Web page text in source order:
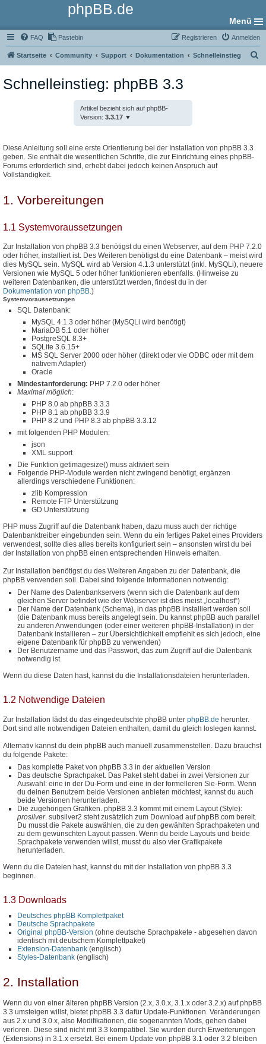
phpBB.de
Menü
FAQ Pastebin Anmelden
Registrieren
Startseite Community Support Dokumentation Schnelleinstieg
Schnelleinstieg: phpBB 3.3
Artikel bezieht sich auf phpBB-
Version: 3.3.17
Diese Anleitung soll eine erste Orientierung bei der Installation von phpBB 3.3
geben. Sie enthält die wesentlichen Schritte, die zur Einrichtung eines phpBB-
Forums erforderlich sind, erhebt dabei jedoch keinen Anspruch auf
Vollständigkeit.
1. Vorbereitungen
1.1 Systemvoraussetzungen
Zur Installation von phpBB 3.3 benötigst du einen Webserver, auf dem PHP 7.2.0
oder höher, installiert ist. Des Weiteren benötigst du eine Datenbank – meist wird
dies MySQL sein. MySQL wird ab Version 4.1.3 unterstützt (inkl. MySQLi), neuere
Versionen wie MySQL 5 oder höher funktionieren ebenfalls. (Hinweise zu
weiteren Datenbanken, die unterstützt werden, findest du in der
Dokumentation von phpBB.)
Systemvoraussetzungen
SQL Datenbank:
MySQL 4.1.3 oder höher (MySQLi wird benötigt)
MariaDB 5.1 oder höher
PostgreSQL 8.3+
SQLite 3.6.15+
MS SQL Server 2000 oder höher (direkt oder vie ODBC oder mit dem
nativem Adapter)
Oracle
Mindestanforderung: PHP 7.2.0 oder höher
Maximal möglich:
PHP 8.0 ab phpBB 3.3.3
PHP 8.1 ab phpBB 3.3.9
PHP 8.2 und PHP 8.3 ab phpBB 3.3.12
mit folgenden PHP Modulen:
json
XML support
Die Funktion getimagesize() muss aktiviert sein
Folgende PHP-Module werden nicht zwingend benötigt, ergänzen
allerdings verschiedene Funktionen:
zlib Kompression
Remote FTP Unterstützung
GD Unterstützung
PHP muss Zugriff auf die Datenbank haben, dazu muss auch der richtige
Datenbanktreiber eingebunden sein. Wenn du ein fertiges Paket eines Providers
verwendest, sollte dies alles bereits konfiguriert sein – ansonsten wirst du bei
der Installation von phpBB einen entsprechenden Hinweis erhalten.
Zur Installation benötigst du des Weiteren Angaben zu der Datenbank, die
phpBB verwenden soll. Dabei sind folgende Informationen notwendig:
Der Name des Datenbankservers (wenn sich die Datenbank auf dem
gleichen Server befindet wie der Webserver ist dies meist „localhost“)
Der Name der Datenbank (Schema), in das phpBB installiert werden soll
(die Datenbank muss bereits angelegt sein. Du kannst phpBB auch parallel
zu anderen Anwendungen (oder einer weiteren phpBB-Installation) in der
Datenbank installieren – zur Übersichtlichkeit empfiehlt es sich jedoch, eine
eigene Datenbank für phpBB zu verwenden)
Der Benutzername und das Passwort, das zum Zugriff auf die Datenbank
notwendig ist.
Wenn du diese Daten hast, kannst du die Installationsdateien herunterladen.
1.2 Notwendige Dateien
Zur Installation lädst du das eingedeutschte phpBB unter phpBB.de herunter.
Dort sind alle notwendigen Dateien enthalten, damit du gleich loslegen kannst.
Alternativ kannst du dein phpBB auch manuell zusammenstellen. Dazu brauchst
du folgende Pakete:
Das komplette Paket von phpBB 3.3 in der aktuellen Version
Das deutsche Sprachpaket. Das Paket steht dabei in zwei Versionen zur
Auswahl: eine in der Du-Form und eine in der formelleren Sie-Form. Wenn
du deinen Benutzern beide Versionen anbieten möchtest, kannst du auch
beide Versionen herunterladen.
Die zugehörigen Grafiken. phpBB 3.3 kommt mit einem Layout (Style):
prosilver. subsilver2 steht zusätzlich zum Download auf phpBB.com bereit.
Du musst die Pakete auswählen, die zu den gewählten Sprachpaketen und
zu dem gewünschten Layout passen. Wenn du beide Layouts und beide
Sprachpakete verwenden willst, musst du also vier Grafikpakete
herunterladen.
Wenn du die Dateien hast, kannst du mit der Installation von phpBB 3.3
beginnen.
1.3 Downloads
Deutsches phpBB Komplettpaket
Deutsche Sprachpakete
Original phpBB-Version (ohne deutsche Sprachpakete - abgesehen davon
identisch mit deutschem Komplettpaket)
Extension-Datenbank (englisch)
Styles-Datenbank (englisch)
2. Installation
Wenn du von einer älteren phpBB Version (2.x, 3.0.x, 3.1.x oder 3.2.x) auf phpBB
3.3 umsteigen willst, bietet phpBB 3.3 dafür Update-Funktionen. Veränderungen
aus 2.x und 3.0.x, also Modifikationen, die sogenannten Mods, gehen dabei
verloren. Diese sind nicht mit 3.3 kompatibel. Sie wurden durch Erweiterungen
(Extensions) in 3.1.x ersetzt. Bei einem Update von phpBB 3.1 oder 3.2 bleiben